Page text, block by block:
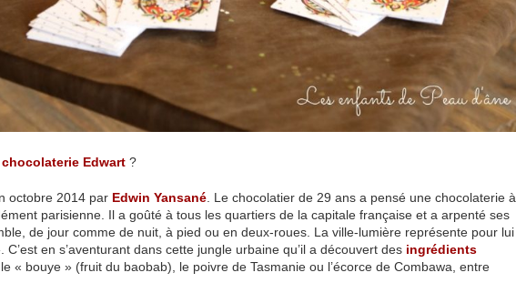
chocolaterie Edwart ?
octobre 2014 par Edwin Yansané . Le chocolatier de 29 ans a pensé une chocolaterie à
parisienne. Il a goûté à tous les quartiers de la capitale française et a arpenté ses
de jour comme de nuit, à pied ou en deux-roues. La ville-lumière représente pour lui
C’est en s’aventurant dans cette jungle urbaine qu’il a découvert des ingrédients
« bouye » (fruit du baobab), le poivre de Tasmanie ou l’écorce de Combawa, entre